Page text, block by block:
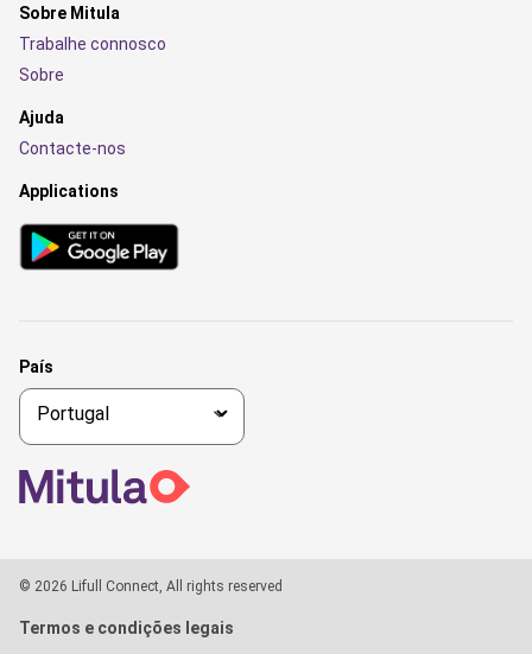
Sobre Mitula
Trabalhe connosco
Sobre
Ajuda
Contacte-nos
Applications
País
© 2026 Lifull Connect, All rights reserved
Termos e condições legais